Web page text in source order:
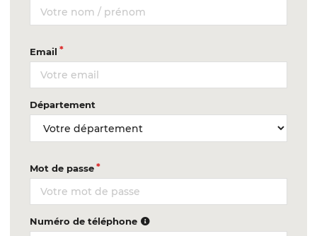
Email
Département
Mot de passe
Numéro de téléphone